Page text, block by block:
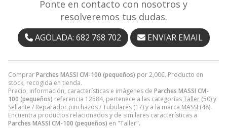
ComprarParches MASSI CM-100 (pequeños) por2,00€. Producto en
stock, recogida en tienda.
Precio, información, características e imágenes de Parches MASSI CM-
100 (pequeños) referencia 12584, pertenece a las categoríasTaller (50) y
Sellante / Reparador pinchazos / Tubulares (17) y a la marca MASSI (48).
Encuentra productos relacionados y de similares características a
Parches MASSI CM-100 (pequeños) en "Taller".
Ponte en contacto con nosotros y
resolveremos tus dudas.
AGOLADA: 682 768 702 ENVIAR EMAIL